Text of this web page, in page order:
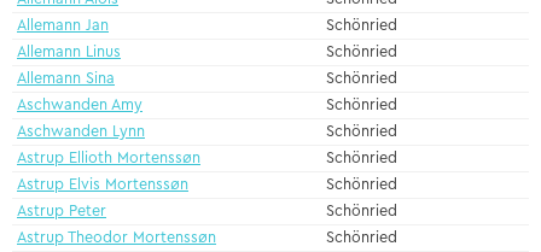
Allemann Jan
Schönried
Allemann Linus
Schönried
Allemann Sina
Schönried
Aschwanden Amy
Schönried
Aschwanden Lynn
Schönried
Astrup Ellioth Mortenssøn
Schönried
Astrup Elvis Mortenssøn
Schönried
Astrup Peter
Schönried
Astrup Theodor Mortenssøn
Schönried